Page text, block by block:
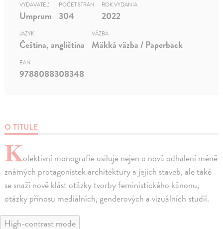
O TITULE
Kolektivní monografie usiluje nejen o nová odhalení méně
známých protagonistek architektury a jejich staveb, ale také
se snaží nově klást otázky tvorby feministického kánonu,
otázky přínosu mediálních, genderových a vizuálních studií.
VYDAVATEĽ
Umprum
POČET STRÁN
304
ROK VYDANIA
2022
JAZYK
Čeština, angličtina
VÄZBA
Mäkká väzba / Paperback
EAN
9788088308348
High-contrast mode